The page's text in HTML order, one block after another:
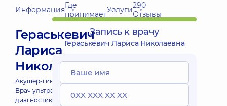
ИнформацияГде
принимаетУслуги290
Отзывы
Гераськевич
Лариса
Николаевна
Акушер-гинеколог;
Врач ультразвуковой
диагностики;
Запись к врачу
Гераськевич Лариса Николаевна